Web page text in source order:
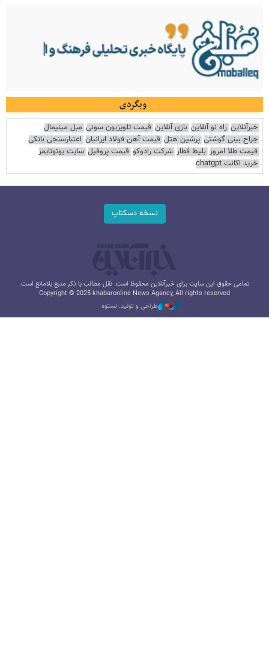
وبگردی
خبرآنلاین راه نو آنلاین بازی آنلاین قیمت تلویزیون سونی مبل مینیمال
جراح بینی گوشتی پرشین هتل قیمت آهن فولاد ایرانیان اعتبارسنجی بانکی
قیمت طلا امروز بلیط قطار شرکت رادوکو قیمت پروفیل سایت یوتوتایمز
خرید اکانت chatgpt
نسخه دسکتاپ
تمامی حقوق این سایت برای خبرآنلاین محفوظ است. نقل مطالب با ذکر منبع بلامانع است.
Copyright © 2025 khabaronline News Agancy, All rights reserved
طراحی و تولید: نستوه